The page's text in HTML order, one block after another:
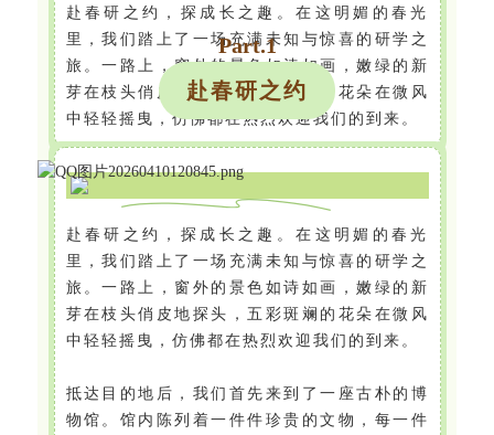
赴春研之约，探成长之趣。在这明媚的春光
里，我们踏上了一场充满未知与惊喜的研学之
旅。一路上，窗外的景色如诗如画，嫩绿的新
芽在枝头俏皮地探头，五彩斑斓的花朵在微风
中轻轻摇曳，仿佛都在热烈欢迎我们的到来。
Part.1
赴春研之约
赴春研之约，探成长之趣。在这明媚的春光
里，我们踏上了一场充满未知与惊喜的研学之
旅。一路上，窗外的景色如诗如画，嫩绿的新
芽在枝头俏皮地探头，五彩斑斓的花朵在微风
中轻轻摇曳，仿佛都在热烈欢迎我们的到来。
抵达目的地后，我们首先来到了一座古朴的博
物馆。馆内陈列着一件件珍贵的文物，每一件